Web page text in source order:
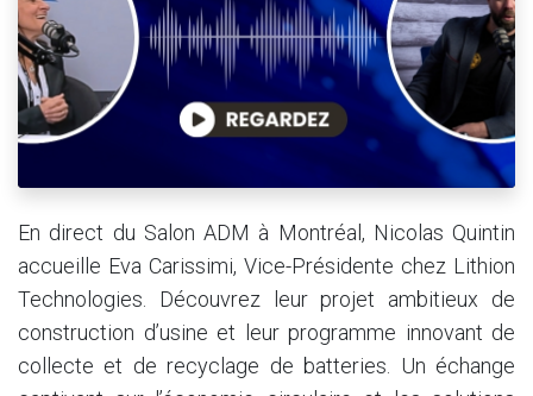
En direct du Salon ADM à Montréal, Nicolas Quintin
accueille Eva Carissimi, Vice-Présidente chez Lithion
Technologies. Découvrez leur projet ambitieux de
construction d’usine et leur programme innovant de
collecte et de recyclage de batteries. Un échange